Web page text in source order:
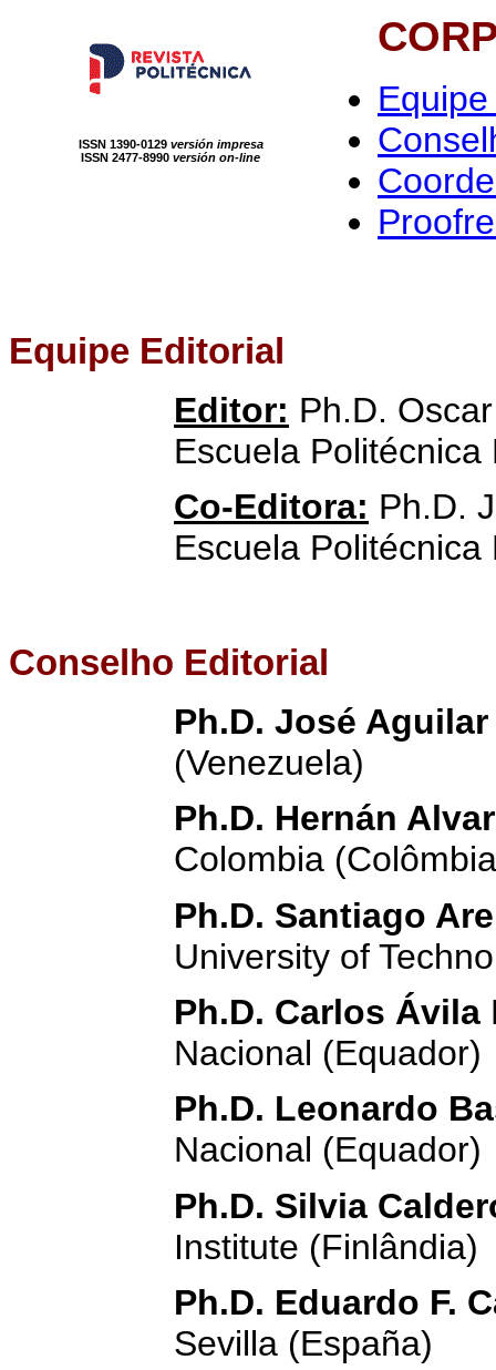
ISSN 1390-0129versión impresa
ISSN 2477-8990 versión on-line
Equipe Editorial
Editor: Ph.D.
Escuela
Co-Editora: Ph.D.
Escuela
Conselho Editorial
Ph.D. José Aguilar
(Venezuela)
Ph.D. Hernán
Colombia
Ph.D. Santiago
University of
Ph.D. Carlos Ávila
Nacional (Equador)
Ph.D. Leonardo
Nacional (Equador)
Ph.D. Silvia
Institute (Finlândia)
Ph.D. Eduardo F.
Sevilla (España)